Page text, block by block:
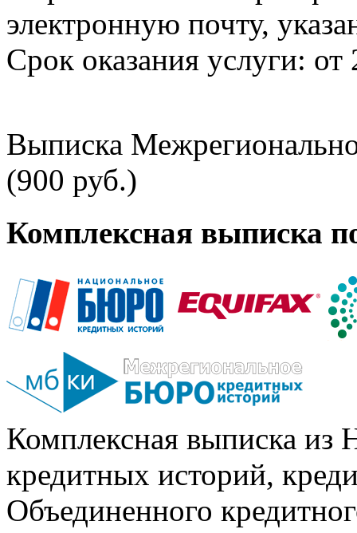
электронную почту,
Срок оказания услуги: от
Выписка
(900 руб.)
Комплексная выписка
Комплексная выписка из
кредитных историй,
Объединенного